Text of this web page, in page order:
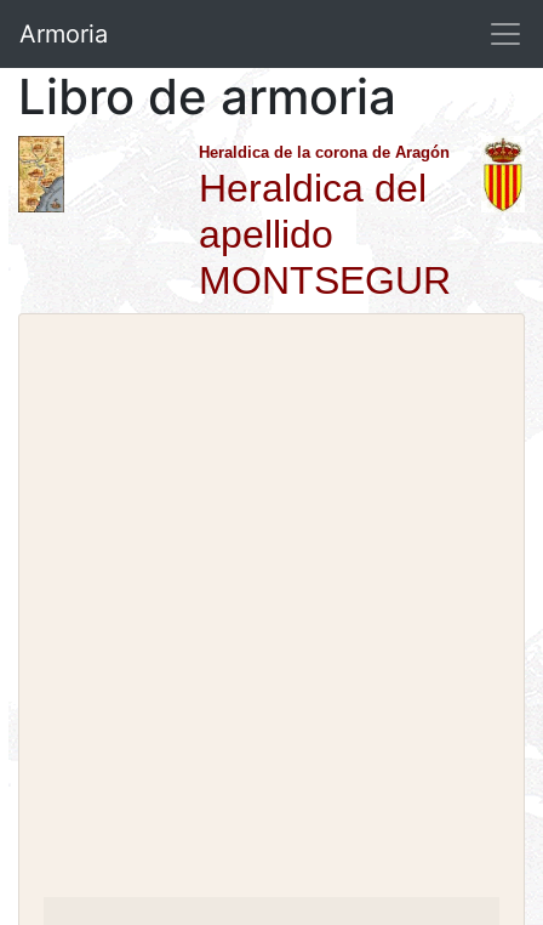
Armoria
Libro de armoria
Heraldica de la corona de Aragón
Heraldica del
apellido
MONTSEGUR